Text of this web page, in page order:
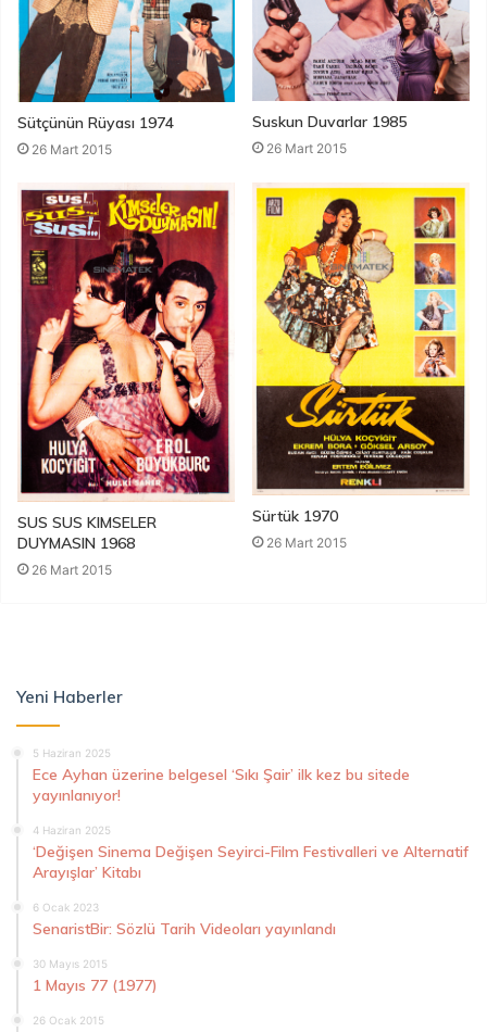
Sütçünün Rüyası 1974
26 Mart 2015
Suskun Duvarlar 1985
26 Mart 2015
SUS SUS KIMSELER
DUYMASIN 1968
26 Mart 2015
Sürtük 1970
26 Mart 2015
Yeni Haberler
5 Haziran 2025
Ece Ayhan üzerine belgesel ‘Sıkı Şair’ ilk kez bu sitede
yayınlanıyor!
4 Haziran 2025
‘Değişen Sinema Değişen Seyirci-Film Festivalleri ve Alternatif
Arayışlar’ Kitabı
6 Ocak 2023
SenaristBir: Sözlü Tarih Videoları yayınlandı
30 Mayıs 2015
1 Mayıs 77 (1977)
26 Ocak 2015